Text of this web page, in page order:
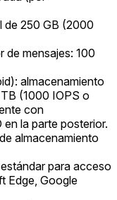
de 250 GB (2000
de mensajes: 100
almacenamiento
(1000 IOPS o
con
la parte posterior.
almacenamiento
para acceso
Edge, Google